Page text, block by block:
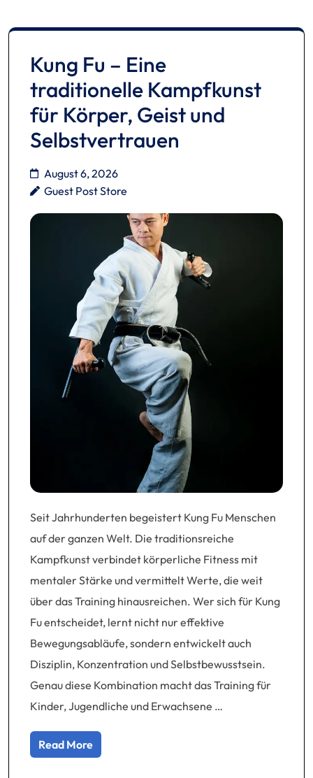
Kung Fu – Eine
traditionelle Kampfkunst
für Körper, Geist und
Selbstvertrauen
August 6, 2026
Guest Post Store
Seit Jahrhunderten begeistert Kung Fu Menschen
auf der ganzen Welt. Die traditionsreiche
Kampfkunst verbindet körperliche Fitness mit
mentaler Stärke und vermittelt Werte, die weit
über das Training hinausreichen. Wer sich für Kung
Fu entscheidet, lernt nicht nur effektive
Bewegungsabläufe, sondern entwickelt auch
Disziplin, Konzentration und Selbstbewusstsein.
Genau diese Kombination macht das Training für
Kinder, Jugendliche und Erwachsene …
Read More